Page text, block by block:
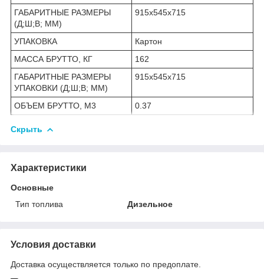
ГАБАРИТНЫЕ РАЗМЕРЫ
(Д;Ш;В; ММ)
915х545х715
УПАКОВКА
Картон
МАССА БРУТТО, КГ
162
ГАБАРИТНЫЕ РАЗМЕРЫ
УПАКОВКИ (Д;Ш;В; ММ)
915х545х715
ОБЪЕМ БРУТТО, М3 0.37
Скрыть
Характеристики
Основные
Тип топлива
Дизельное
Условия доставки
Доставка осуществляется только по предоплате.